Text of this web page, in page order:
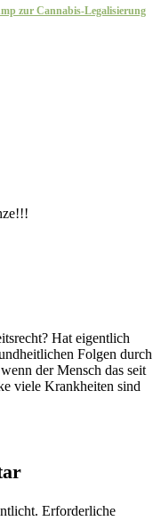
zur Cannabis-Legalisierung
Hat eigentlich
Folgen durch
der Mensch das seit
viele Krankheiten sind
Erforderliche